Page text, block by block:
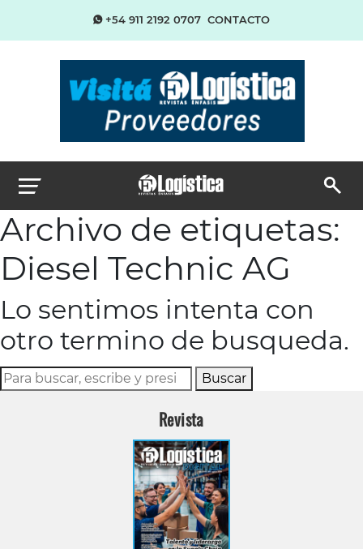
+54 911 2192 0707 CONTACTO
Archivo de etiquetas:
Diesel Technic AG
Lo sentimos intenta con
otro termino de busqueda.
Buscar
Revista